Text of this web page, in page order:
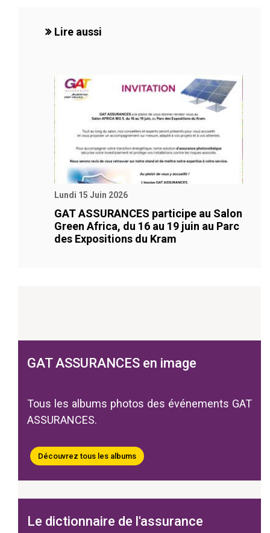
Lire aussi
Lundi 15 Juin 2026
GAT ASSURANCES participe au Salon
Green Africa, du 16 au 19 juin au Parc
des Expositions du Kram
GAT ASSURANCES en image
Tous les albums photos des événements GAT
ASSURANCES.
Découvrez tous les albums
Le dictionnaire de l'assurance